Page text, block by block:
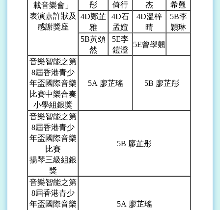
載音樂會」
表演嘉許狀及
感謝獎座
彤
倚行
杰
希翹
4D鄭芷
雅
4D石
孟媗
4D溫梓
晴
5B李
穎琳
5B黃頌
然
5E李
鎧澄
5E曾學翹
音樂智能之第
8屆香港青少
年盃國際音樂
比賽中樂合奏
小學組銀獎
5A 廖芷瑤 5B 廖芷彤
音樂智能之第
8屆香港青少
年盃國際音樂
比賽
揚琴三級組銀
獎
5B 廖芷彤
音樂智能之第
8屆香港青少
年盃國際音樂
5A 廖芷瑤